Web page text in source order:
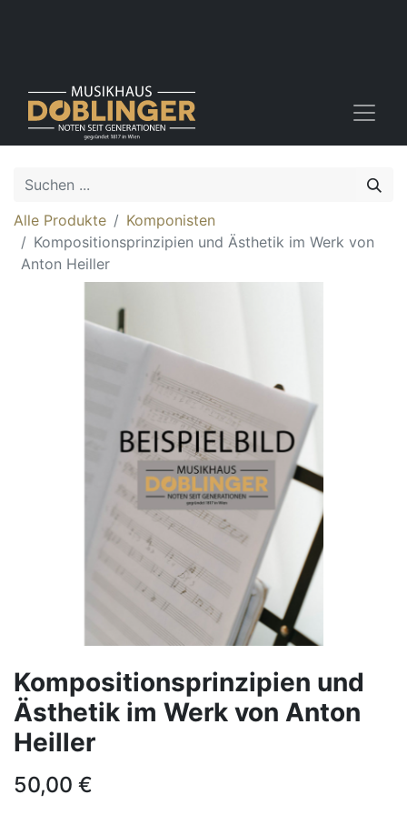
Alle Produkte
Komponisten
Kompositionsprinzipien und Ästhetik im Werk von
Anton Heiller
Kompositionsprinzipien und
Ästhetik im Werk von Anton
Heiller
50,00 €